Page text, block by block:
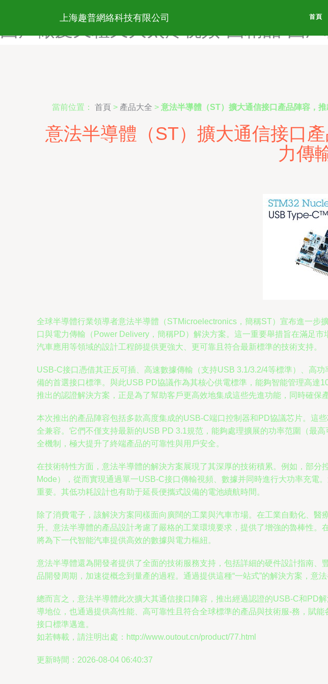
国产做a爱一级直播入口-国产做爱麻豆-
上海趣普網絡科技有限公司 首頁
當前位置： 首頁 > 產品大全 > 意法半導體（ST）擴大通信接口產品陣容，
意法半導體（ST）擴大通信接口
力傳
全球半導體行業領導者意法半導體（STMicroelectronics，簡稱ST）宣布進一
口與電力傳輸（Power Delivery，簡稱PD）解決方案。這一重要舉措旨在滿足
汽車應用等領域的設計工程師提供更強大、更可靠且符合最新標準的技術支持。
USB-C接口憑借其正反可插、高速數據傳輸（支持USB 3.1/3.2/4等標準）、高
備的首選接口標準。與此USB PD協議作為其核心供電標準，能夠智能管理高
推出的認證解決方案，正是為了幫助客戶更高效地集成這些先進功能，同時確保
本次推出的產品陣容包括多款高度集成的USB-C端口控制器和PD協議芯片。這
全兼容。它們不僅支持最新的USB PD 3.1規范，能夠處理擴展的功率范圍（最
全機制，極大提升了終端產品的可靠性與用戶安全。
在技術特性方面，意法半導體的解決方案展現了其深厚的技術積累。例如，部
Mode），從而實現通過單一USB-C接口傳輸視頻、數據并同時進行大功率充電
重要。其低功耗設計也有助于延長便攜式設備的電池續航時間。
除了消費電子，該解決方案同樣面向廣闊的工業與汽車市場。在工業自動化、
升。意法半導體的產品設計考慮了嚴格的工業環境要求，提供了增強的魯棒性
將為下一代智能汽車提供高效的數據與電力樞紐。
意法半導體還為開發者提供了全面的技術服務支持，包括詳細的硬件設計指南
品開發周期，加速從概念到量產的過程。通過提供這種“一站式”的解決方案，意
總而言之，意法半導體此次擴大其通信接口陣容，推出經過認證的USB-C和PD
導地位，也通過提供高性能、高可靠性且符合全球標準的產品與技術服-務，賦
接口標準邁進。
如若轉載，請注明出處：http://www.outout.cn/product/77.html
更新時間：2026-08-04 06:40:37